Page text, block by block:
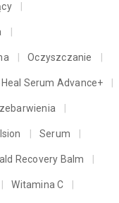
Oczyszczanie
Heal Serum Advance+
Serum
Recovery Balm
Witamina C